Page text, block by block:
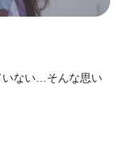
いない…そんな思い